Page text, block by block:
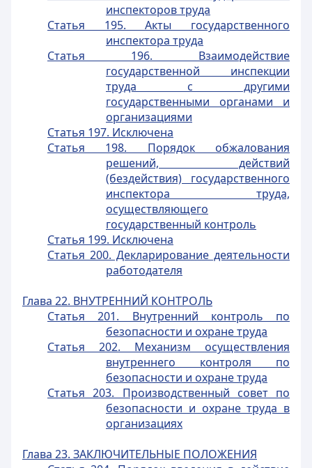
инспекторов труда
Статья 195. Акты государственного
инспектора труда
Статья 196. Взаимодействие
государственной инспекции
труда с другими
государственными органами и
организациями
Статья 197. Исключена
Статья 198. Порядок обжалования
решений, действий
(бездействия) государственного
инспектора труда,
осуществляющего
государственный контроль
Статья 199. Исключена
Статья 200. Декларирование деятельности
работодателя
Глава 22. ВНУТРЕННИЙ КОНТРОЛЬ
Статья 201. Внутренний контроль по
безопасности и охране труда
Статья 202. Механизм осуществления
внутреннего контроля по
безопасности и охране труда
Статья 203. Производственный совет по
безопасности и охране труда в
организациях
Глава 23. ЗАКЛЮЧИТЕЛЬНЫЕ ПОЛОЖЕНИЯ